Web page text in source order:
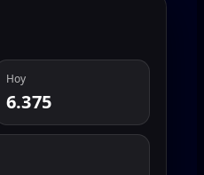
Hoy
6.375